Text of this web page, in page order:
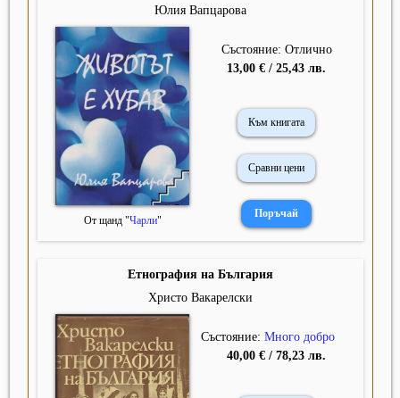
Юлия Вапцарова
От щанд "Чарли"
Състояние: Отлично
13,00 € / 25,43 лв.
Към книгата
Сравни цени
Етнография на България
Христо Вакарелски
Състояние: Много добро
40,00 € / 78,23 лв.